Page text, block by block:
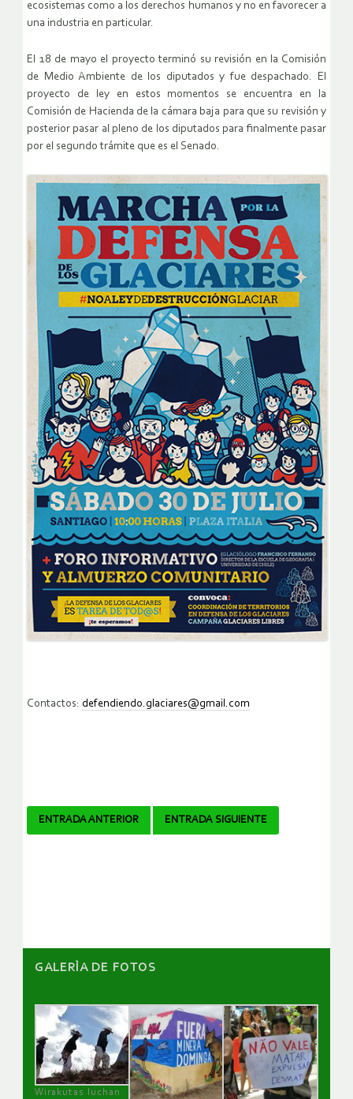
ecosistemas como a los derechos humanos y no en favorecer a
una industria en particular.
El 18 de mayo el proyecto terminó su revisión en la Comisión
de Medio Ambiente de los diputados y fue despachado. El
proyecto de ley en estos momentos se encuentra en la
Comisión de Hacienda de la cámara baja para que su revisión y
posterior pasar al pleno de los diputados para finalmente pasar
por el segundo trámite que es el Senado.
Contactos: defendiendo.glaciares@gmail.com
Navegador
ENTRADA ANTERIOR ENTRADA SIGUIENTE
GALERÌA DE FOTOS
Wirakutas luchan